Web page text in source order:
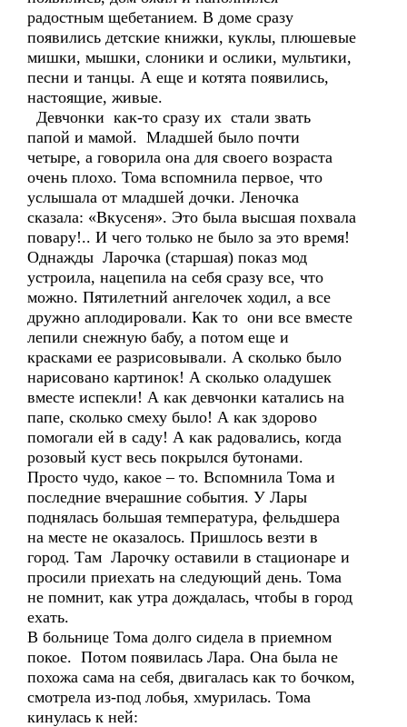
радостным щебетанием. В доме сразу
появились детские книжки, куклы, плюшевые
мишки, мышки, слоники и ослики, мультики,
песни и танцы. А еще и котята появились,
настоящие, живые.
Девчонки как-то сразу их стали звать
папой и мамой. Младшей было почти
четыре, а говорила она для своего возраста
очень плохо. Тома вспомнила первое, что
услышала от младшей дочки. Леночка
сказала: «Вкусеня». Это была высшая похвала
повару!.. И чего только не было за это время!
Однажды Ларочка (старшая) показ мод
устроила, нацепила на себя сразу все, что
можно. Пятилетний ангелочек ходил, а все
дружно аплодировали. Как то они все вместе
лепили снежную бабу, а потом еще и
красками ее разрисовывали. А сколько было
нарисовано картинок! А сколько оладушек
вместе испекли! А как девчонки катались на
папе, сколько смеху было! А как здорово
помогали ей в саду! А как радовались, когда
розовый куст весь покрылся бутонами.
Просто чудо, какое – то. Вспомнила Тома и
последние вчерашние события. У Лары
поднялась большая температура, фельдшера
на месте не оказалось. Пришлось везти в
город. Там Ларочку оставили в стационаре и
просили приехать на следующий день. Тома
не помнит, как утра дождалась, чтобы в город
ехать.
В больнице Тома долго сидела в приемном
покое. Потом появилась Лара. Она была не
похожа сама на себя, двигалась как то бочком,
смотрела из-под лобья, хмурилась. Тома
кинулась к ней: